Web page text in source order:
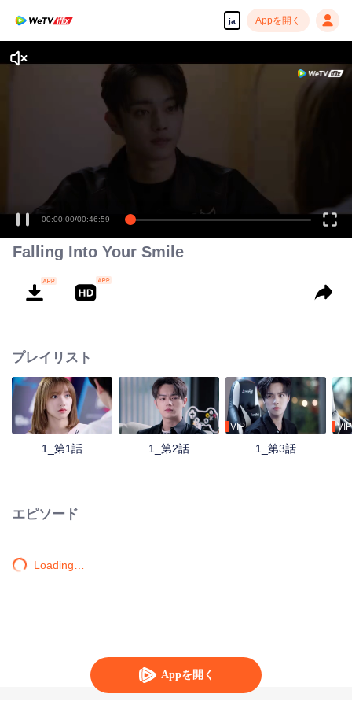
ja Appを開く
Appを開く
00:00:00/00:46:59
Falling Into Your Smile
プレイリスト
1_第1話 1_第2話
VIP
1_第3話
VIP
エピソード
Loading…